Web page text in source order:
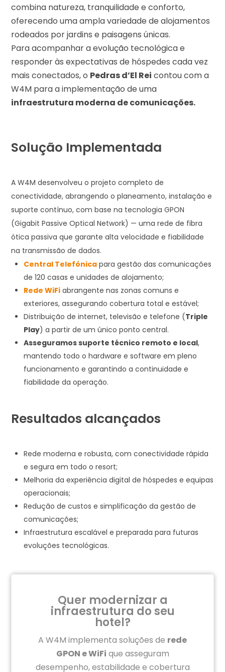
combina natureza, tranquilidade e conforto,
oferecendo uma ampla variedade de alojamentos
rodeados por jardins e paisagens únicas.
Para acompanhar a evolução tecnológica e
responder às expectativas de hóspedes cada vez
mais conectados, o Pedras d’El Rei contou com a
W4M para a implementação de uma
infraestrutura moderna de comunicações.
Solução Implementada
A W4M desenvolveu o projeto completo de
conectividade, abrangendo o planeamento, instalação e
suporte contínuo, com base na tecnologia GPON
(Gigabit Passive Optical Network) — uma rede de fibra
ótica passiva que garante alta velocidade e fiabilidade
na transmissão de dados.
Central Telefónica para gestão das comunicações
de 120 casas e unidades de alojamento;
Rede WiFi abrangente nas zonas comuns e
exteriores, assegurando cobertura total e estável;
Distribuição de internet, televisão e telefone (Triple
Play) a partir de um único ponto central.
Asseguramos suporte técnico remoto e local,
mantendo todo o hardware e software em pleno
funcionamento e garantindo a continuidade e
fiabilidade da operação.
Resultados alcançados
Rede moderna e robusta, com conectividade rápida
e segura em todo o resort;
Melhoria da experiência digital de hóspedes e equipas
operacionais;
Redução de custos e simplificação da gestão de
comunicações;
Infraestrutura escalável e preparada para futuras
evoluções tecnológicas.
Quer modernizar a
infraestrutura do seu
hotel?
A W4M implementa soluções de rede
GPON e WiFi que asseguram
desempenho, estabilidade e cobertura